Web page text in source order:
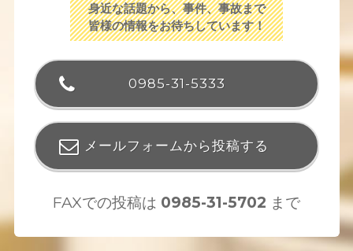
身近な話題から、事件、事故まで
皆様の情報をお待ちしています！
0985-31-5333
メールフォームから投稿する
FAXでの投稿は 0985-31-5702 まで